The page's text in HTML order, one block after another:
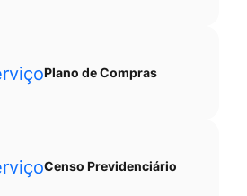
Plano de Compras
Censo Previdenciário